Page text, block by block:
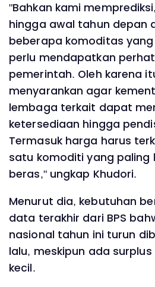
"Bahkan kami
hingga awal tahun depan
beberapa komoditas
perlu mendapatkan
pemerintah. Oleh karena
menyarankan agar
lembaga terkait dapat
ketersediaan hingga
Termasuk harga harus
satu komoditi yang paling
beras," ungkap Khudori.
Menurut dia, kebutuhan
data terakhir dari BPS
nasional tahun ini turun
lalu, meskipun ada
kecil.